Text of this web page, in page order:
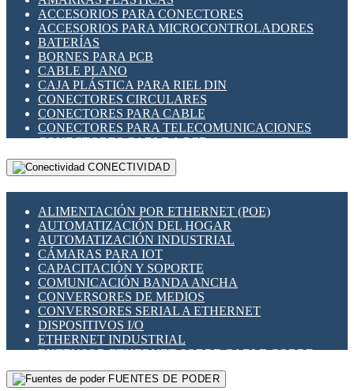
INDICADORES PARA PANEL
INTERFACES DE RELÉ
INTERRUPTORES FIN DE CARRERA
LLAVES CONMUTADORAS
MEDIDORES DE ENERGÍA Y TC'S DE CORRIENTE
MOTORES PASO A PASO
PANTALLAS HMI
PLC -CONTROLADORES LÓGICO PROGRAMABLES
PROGRAMADORES DE HORARIO
RELÉS DE PROTECCIÓN
SENSORES CAPACITIVOS
SENSORES INDUCTIVOS
TEMPORIZADORES
VARIACS
VARIADORES DE FRECUENCIA [VDF]
SECCIONADORES - INTERRUPTORES
MAQUINARIA
ACCESORIOS PARA CONECTORES
ACCESORIOS PARA MICROCONTROLADORES
BATERÍAS
BORNES PARA PCB
CABLE PLANO
CAJA PLÁSTICA PARA RIEL DIN
CONECTORES CIRCULARES
CONECTORES PARA CABLE
CONECTORES PARA TELECOMUNICACIONES
CONECTORES CABLE A PCB
CONECTORES PCB A CABLE
DIP SWITCHES
HERRAMIENTAS VARIAS
ILUMINACIÓN LED
INTERRUPTORES REED
INTERFACES DE RELÉ
OTROS RELÉS
PROTECCIÓN TÉRMICA
RELÉS AUTOMOTRICES
RELÉS DE SEÑAL
RELÉS DE ESTADO SÓLIDO SSR
RELÉS INDUSTRIALES
RELÉS MINIATURA DE POTENCIA
SENSORES MAGNÉTICOS
CONECTIVIDAD
ALIMENTACIÓN POR ETHERNET (POE)
AUTOMATIZACIÓN DEL HOGAR
AUTOMATIZACIÓN INDUSTRIAL
CÁMARAS PARA IOT
CAPACITACIÓN Y SOPORTE
COMUNICACIÓN BANDA ANCHA
CONVERSORES DE MEDIOS
CONVERSORES SERIAL A ETHERNET
DISPOSITIVOS I/O
ETHERNET INDUSTRIAL
EXTENSOR ETHERNET SOBRE CABLE COBRE
GATEWAY LORAWAN
GESTIÓN DE REDESFUENTES DE PODER